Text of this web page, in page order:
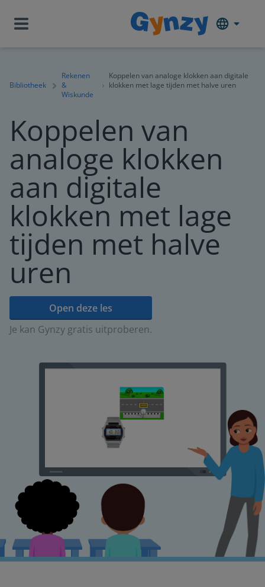
Bibliotheek
Rekenen
&
Wiskunde
Koppelen van analoge klokken aan digitale
klokken met lage tijden met halve uren
Koppelen van
analoge klokken
aan digitale
klokken met lage
tijden met halve
uren
Open deze les
Je kan Gynzy gratis uitproberen.